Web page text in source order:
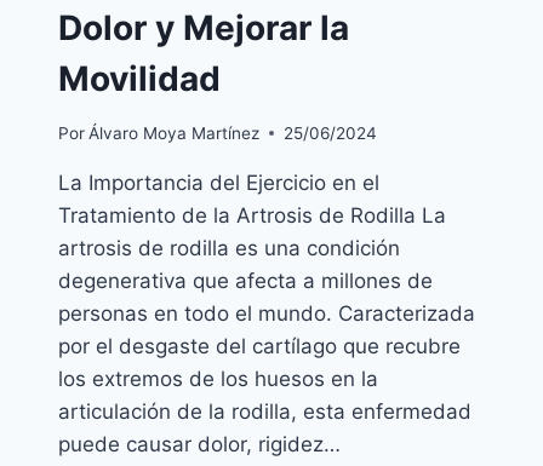
Dolor y Mejorar la
Movilidad
Por Álvaro Moya Martínez 25/06/2024
La Importancia del Ejercicio en el
Tratamiento de la Artrosis de Rodilla La
artrosis de rodilla es una condición
degenerativa que afecta a millones de
personas en todo el mundo. Caracterizada
por el desgaste del cartílago que recubre
los extremos de los huesos en la
articulación de la rodilla, esta enfermedad
puede causar dolor, rigidez…